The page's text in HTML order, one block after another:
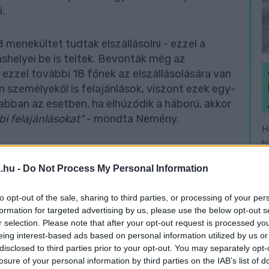
- Do Not Process My Personal Information
opt-out of the sale, sharing to third parties, or processing of your
for targeted advertising by us, please use the below opt-out
selection. Please note that after your opt-out request is processed
interest-based ads based on personal information utilized by us
to third parties prior to your opt-out. You may separately
of your personal information by third parties on the IAB’s list of
tudtak elszállásolni - ezzel a
be is teltek. Bevonták még az
további 18 főnek az elszállásolására van
személyekől is felajánlások, viszont ezek egy-
az esetben, ha elhúzódik a háború, akkor
felajánlásokat"- mondta Nemény.
ami jelenleg havi 1,2 millió forintba kerül az
kapnak központi támogatást.
pontosan tudják, hány ember érkezik
hogy egészségügyi szűrésen
ellátását megszervezték, ezen kívül egy kijelölt